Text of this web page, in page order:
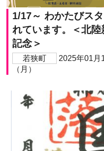
1/17～ わかたびス
れています。＜北
記念＞
若狭町
2025年01月
（月）